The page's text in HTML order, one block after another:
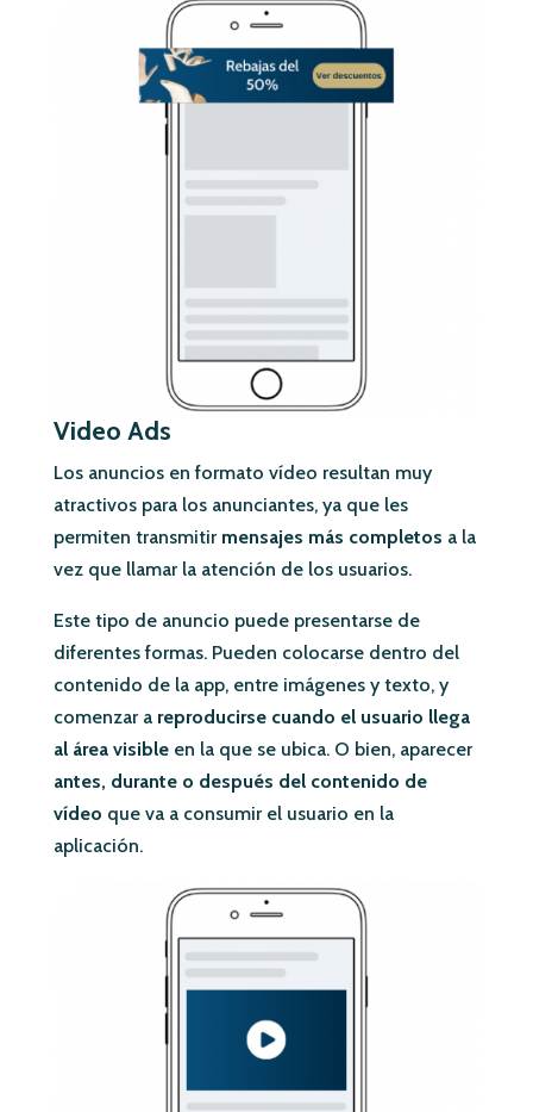
Video Ads
Los anuncios en formato vídeo resultan muy
atractivos para los anunciantes, ya que les
permiten transmitirmensajes más completos a la
vez que llamar la atención de los usuarios.
Este tipo de anuncio puede presentarse de
diferentes formas. Pueden colocarse dentro del
contenido de la app, entre imágenes y texto, y
comenzar a reproducirse cuando el usuario llega
al área visible en la que se ubica. O bien, aparecer
antes, durante o después del contenido de
vídeo que va a consumir el usuario en la
aplicación.